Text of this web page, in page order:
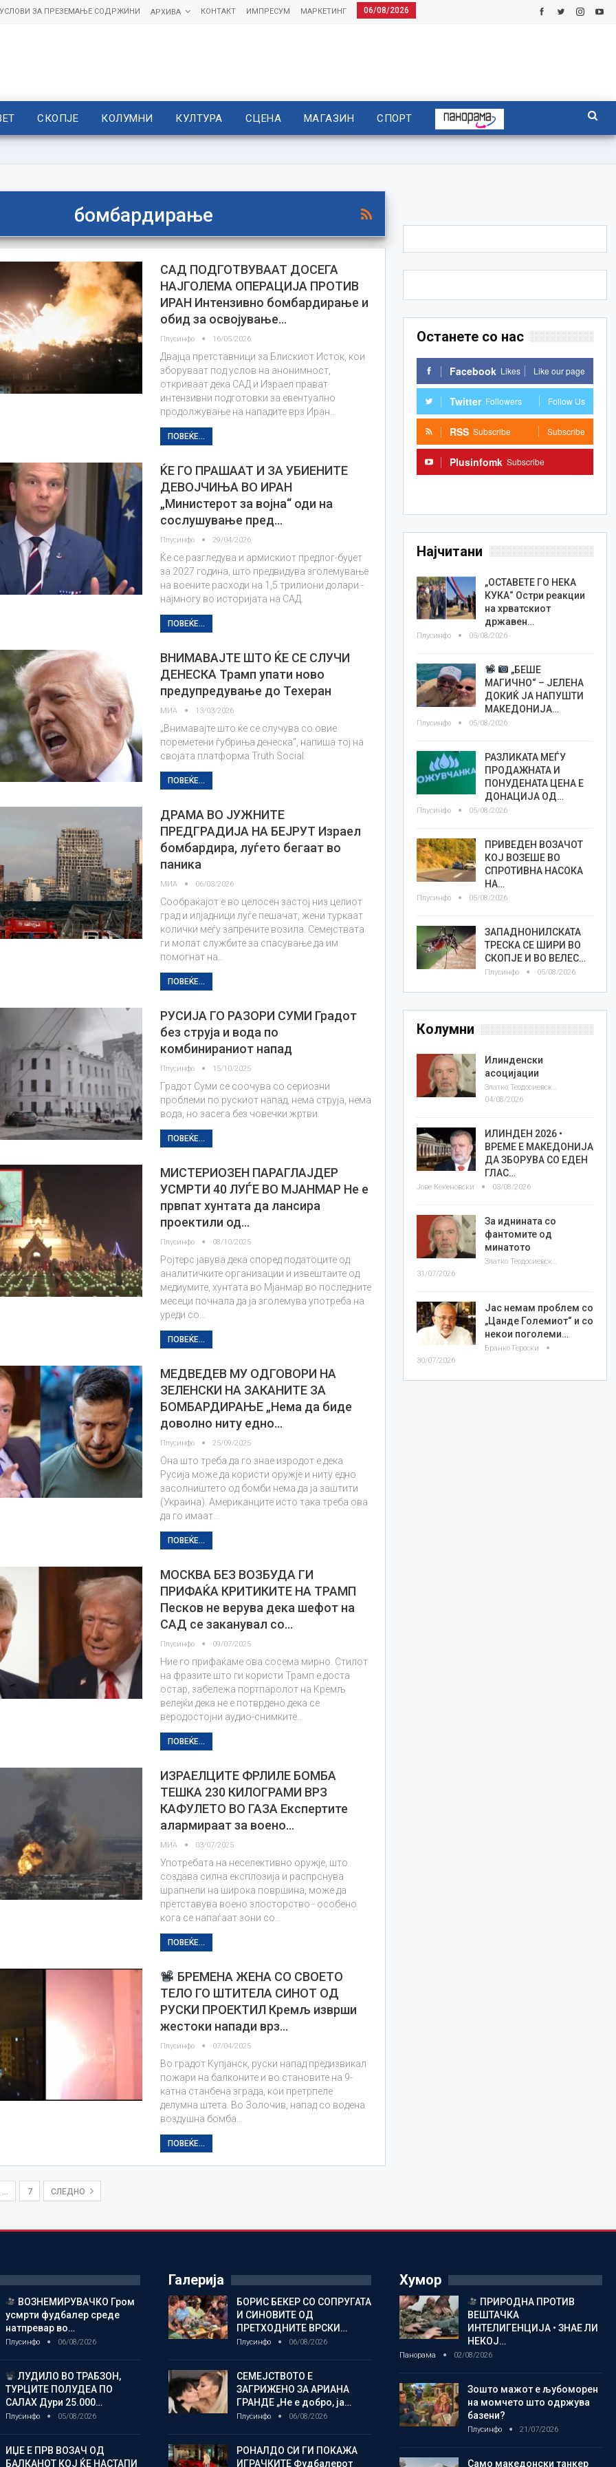
06/08/2026
МАРКЕТИНГ
ИМПРЕСУМ
КОНТАКТ
АРХИВА
ЗА ПРЕЗЕМАЊЕ СОДРЖИНИ
СКОПЈЕ КОЛУМНИ КУЛТУРА СЦЕНА МАГАЗИН СПОРТ
бомбардирање
САД ПОДГОТВУВААТ ДОСЕГА
НАЈГОЛЕМА ОПЕРАЦИЈА ПРОТИВ
ИРАН Интензивно бомбардирање и
обид за освојување…
Плусинфо 16/05/2026
Двајца претставници за Блискиот Исток, кои
зборуваат под услов на анонимност,
откриваат дека САД и Израел прават
интензивни подготовки за евентуално
продолжување на нападите врз Иран…
ПОВЕЌЕ...
ЌЕ ГО ПРАШААТ И ЗА УБИЕНИТЕ
ДЕВОЈЧИЊА ВО ИРАН
„Министерот за војна“ оди на
сослушување пред…
Плусинфо 29/04/2026
Ќе се разгледува и армискиот предлог-буџет
за 2027 година, што предвидува зголемување
на воените расходи на 1,5 трилиони долари -
најмногу во историјата на САД.
ПОВЕЌЕ...
ВНИМАВАЈТЕ ШТО ЌЕ СЕ СЛУЧИ
ДЕНЕСКА Трамп упати ново
предупредување до Техеран
МИА 13/03/2026
„Внимавајте што ќе се случува со овие
пореметени ѓубриња денеска“, напиша тој на
својата платформа Truth Social.
ПОВЕЌЕ...
ДРАМА ВО ЈУЖНИТЕ
ПРЕДГРАДИЈА НА БЕЈРУТ Израел
бомбардира, луѓето бегаат во
паника
МИА 06/03/2026
Сообраќајот е во целосен застој низ целиот
град и илјадници луѓе пешачат, жени туркаат
колички меѓу запрените возила. Семејствата
ги молат службите за спасување да им
помогнат на…
ПОВЕЌЕ...
РУСИЈА ГО РАЗОРИ СУМИ Градот
без струја и вода по
комбинираниот напад
Плусинфо 15/10/2025
Градот Суми се соочува со сериозни
проблеми по рускиот напад, нема струја, нема
вода, но засега без човечки жртви.
ПОВЕЌЕ...
МИСТЕРИОЗЕН ПАРАГЛАЈДЕР
УСМРТИ 40 ЛУЃЕ ВО МЈАНМАР Не е
првпат хунтата да лансира
проектили од…
Плусинфо 08/10/2025
Ројтерс јавува дека според податоците од
аналитичките организации и извештаите од
медиумите, хунтата во Мјанмар во последните
месеци почнала да ја зголемува употреба на
уреди со…
ПОВЕЌЕ...
МЕДВЕДЕВ МУ ОДГОВОРИ НА
ЗЕЛЕНСКИ НА ЗАКАНИТЕ ЗА
БОМБАРДИРАЊЕ „Нема да биде
доволно ниту едно…
Плусинфо 25/09/2025
Она што треба да го знае изродот е дека
Русија може да користи оружје и ниту едно
засолништето од бомби нема да ја заштити
(Украина). Американците исто така треба ова
да го имаат…
ПОВЕЌЕ...
МОСКВА БЕЗ ВОЗБУДА ГИ
ПРИФАЌА КРИТИКИТЕ НА ТРАМП
Песков не верува дека шефот на
САД се заканувал со…
Плусинфо 09/07/2025
Ние го прифаќаме ова сосема мирно. Стилот
на фразите што ги користи Трамп е доста
остар, забележа портпаролот на Кремљ
велејќи дека не е потврдено дека се
веродостојни аудио-снимките…
ПОВЕЌЕ...
ИЗРАЕЛЦИТЕ ФРЛИЛЕ БОМБА
ТЕШКА 230 КИЛОГРАМИ ВРЗ
КАФУЛЕТО ВО ГАЗА Експертите
алармираат за воено…
МИА 03/07/2025
Употребата на неселективно оружје, што
создава силна експлозија и распрснува
шрапнели на широка површина, може да
претставува воено злосторство - особено
кога се напаѓаат зони со…
ПОВЕЌЕ...
БРЕМЕНА ЖЕНА СО СВОЕТО
ТЕЛО ГО ШТИТЕЛА СИНОТ ОД
РУСКИ ПРОЕКТИЛ Кремљ изврши
жестоки напади врз…
Плусинфо 07/04/2025
Во градот Купјанск, руски напад предизвикал
пожари на балконите и во становите на 9-
катна станбена зграда, кои претрпеле
делумна штета. Во Золочив, напад со водена
воздушна бомба…
ПОВЕЌЕ...
… 7 СЛЕДНО
Останете со нас
Facebook Likes Like our page
Twitter Followers Follow Us
RSS Subscribe Subscribe
Plusinfomk Subscribe
Најчитани
„ОСТАВЕТЕ ГО НЕКА
КУКА“ Остри реакции
на хрватскиот
државен…
Плусинфо 05/08/2026
„БЕШЕ
МАГИЧНО“ – ЈЕЛЕНА
ДОКИЌ ЈА НАПУШТИ
МАКЕДОНИЈА…
Плусинфо 05/08/2026
РАЗЛИКАТА МЕЃУ
ПРОДАЖНАТА И
ПОНУДЕНАТА ЦЕНА Е
ДОНАЦИЈА ОД…
Плусинфо 05/08/2026
ПРИВЕДЕН ВОЗАЧОТ
КОЈ ВОЗЕШЕ ВО
СПРОТИВНА НАСОКА
НА…
Плусинфо 05/08/2026
ЗАПАДНОНИЛСКАТА
ТРЕСКА СЕ ШИРИ ВО
СКОПЈЕ И ВО ВЕЛЕС…
Плусинфо 05/08/2026
Колумни
Илинденски
асоцијации
Златко Теодосиевски
04/08/2026
ИЛИНДЕН 2026 •
ВРЕМЕ Е МАКЕДОНИЈА
ДА ЗБОРУВА СО ЕДЕН
ГЛАС…
Јове Кекеновски 03/08/2026
За иднината со
фантомите од
минатото
Златко Теодосиевски
31/07/2026
Јас немам проблем со
„Цанде Големиот“ и со
некои поголеми…
Бранко Героски
30/07/2026
ВОЗНЕМИРУВАЧКО Гром
усмрти фудбалер среде
натпревар во…
Плусинфо 06/08/2026
ЛУДИЛО ВО ТРАБЗОН,
ТУРЦИТЕ ПОЛУДЕА ПО
САЛАХ Дури 25.000…
Плусинфо 05/08/2026
ИЏЕ Е ПРВ ВОЗАЧ ОД
БАЛКАНОТ КОЈ ЌЕ НАСТАПИ
Галерија
БОРИС БЕКЕР СО СОПРУГАТА
И СИНОВИТЕ ОД
ПРЕТХОДНИТЕ ВРСКИ…
Плусинфо 06/08/2026
СЕМЕЈСТВОТО Е
ЗАГРИЖЕНО ЗА АРИАНА
ГРАНДЕ „Не е добро, ја…
Плусинфо 06/08/2026
РОНАЛДО СИ ГИ ПОКАЖА
ИГРАЧКИТЕ Фудбалерот
Хумор
ПРИРОДНА ПРОТИВ
ВЕШТАЧКА
ИНТЕЛИГЕНЦИЈА • ЗНАЕ ЛИ
НЕКОЈ…
Панорама 02/08/2026
Зошто мажот е љубоморен
на момчето што одржува
базени?
Плусинфо 21/07/2026
Само македонски танкер